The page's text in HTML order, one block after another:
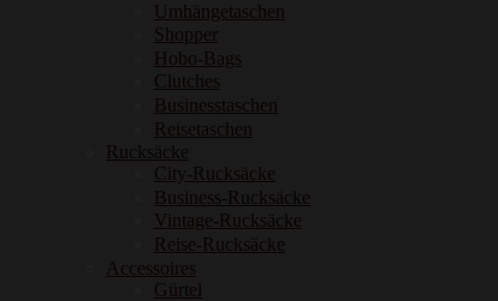
Umhängetaschen
Shopper
Hobo-Bags
Clutches
Businesstaschen
Reisetaschen
Rucksäcke
City-Rucksäcke
Business-Rucksäcke
Vintage-Rucksäcke
Reise-Rucksäcke
Accessoires
Gürtel